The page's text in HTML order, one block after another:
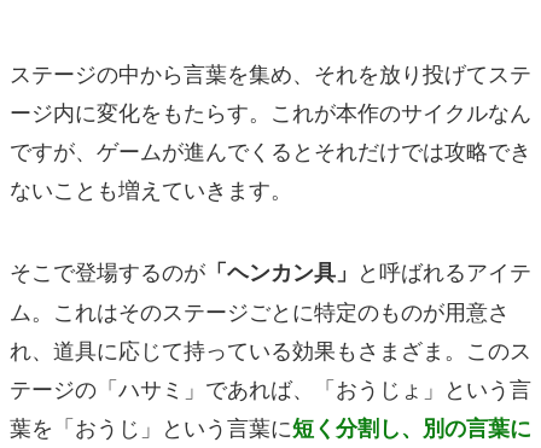
ステージの中から言葉を集め、それを放り投げてステ
ージ内に変化をもたらす。これが本作のサイクルなん
ですが、ゲームが進んでくるとそれだけでは攻略でき
ないことも増えていきます。
そこで登場するのが 「ヘンカン具」 と呼ばれるアイテ
ム。これはそのステージごとに特定のものが用意さ
れ、道具に応じて持っている効果もさまざま。このス
テージの「ハサミ」であれば、「おうじょ」という言
葉を「おうじ」という言葉に短く分割し、別の言葉に